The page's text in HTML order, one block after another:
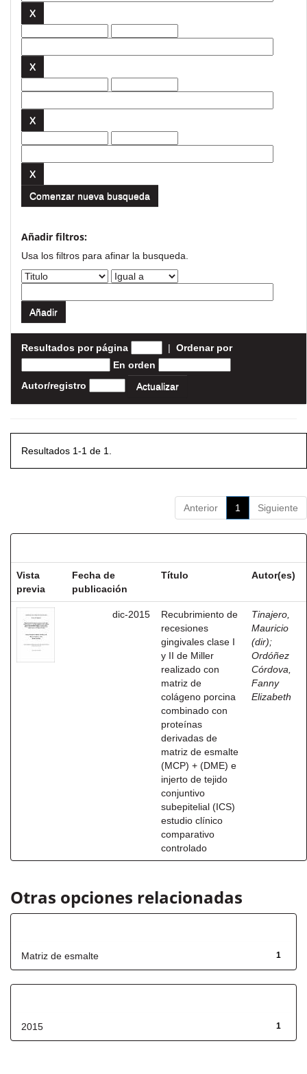
Comenzar nueva busqueda
Añadir filtros:
Usa los filtros para afinar la busqueda.
Resultados por página | Ordenar por
En orden
Autor/registro
Resultados 1-1 de 1.
Anterior 1 Siguiente
Vista
previa
Fecha de
publicación
Título Autor(es)
dic-2015
Recubrimiento de
recesiones
gingivales clase I
y II de Miller
realizado con
matriz de
colágeno porcina
combinado con
proteínas
derivadas de
matriz de esmalte
(MCP) + (DME) e
injerto de tejido
conjuntivo
subepitelial (ICS)
estudio clínico
comparativo
controlado
Tinajero,
Mauricio
(dir);
Ordóñez
Córdova,
Fanny
Elizabeth
Otras opciones relacionadas
1
Matriz de esmalte
1
2015